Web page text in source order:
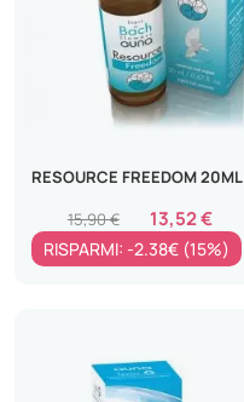
RESOURCE FREEDOM 20ML
13,52 €
15,90 €
RISPARMI: -2.38€ (15%)